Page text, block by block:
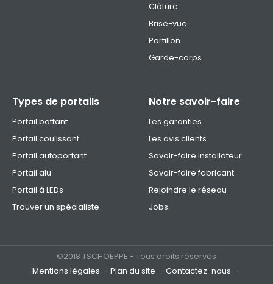
Clôture
Brise-vue
Portillon
Garde-corps
Types de portails
Portail battant
Portail coulissant
Portail autoportant
Portail alu
Portail à LEDs
Trouver un spécialiste
Notre savoir-faire
Les garanties
Les avis clients
Savoir-faire installateur
Savoir-faire fabricant
Rejoindre le réseau
Jobs
©2018 TSCHOEPPE - Tous droits réservés
Mentions légales
Plan du site
Contactez-nous